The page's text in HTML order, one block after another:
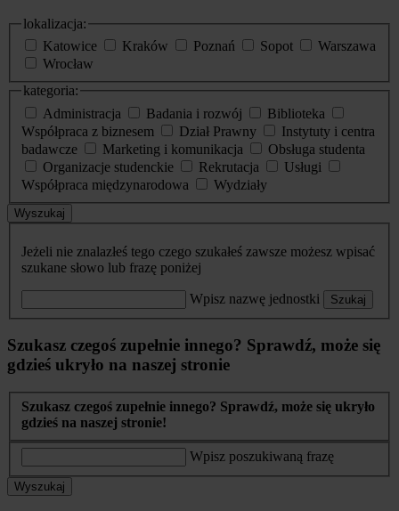
lokalizacja:
Katowice
Kraków Poznań Sopot
Warszawa
Wrocław
kategoria:
Administracja
Badania i rozwój
Biblioteka
Współpraca z biznesem
Dział Prawny
Instytuty i centra
badawcze
Marketing i komunikacja
Obsługa studenta
Organizacje studenckie
Rekrutacja
Usługi
Współpraca międzynarodowa
Wydziały
Wyszukaj
Jeżeli nie znalazłeś tego czego szukałeś zawsze możesz wpisać
szukane słowo lub frazę poniżej
Wpisz nazwę jednostki Szukaj
Szukasz czegoś zupełnie innego? Sprawdź, może się
gdzieś ukryło na naszej stronie
Szukasz czegoś zupełnie innego? Sprawdź, może się ukryło
gdzieś na naszej stronie!
Wpisz poszukiwaną frazę
Wyszukaj